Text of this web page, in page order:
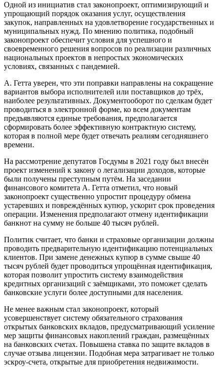
Одной из инициатив стал законопроект, оптимизирующий и
упрощающий порядок оказания услуг, осуществления
закупок, направленных на удовлетворение государственных и
муниципальных нужд. По мнению политика, подобный
законопроект обеспечит условия для успешного и
своевременного решения вопросов по реализации различных
национальных проектов в непростых экономических
условиях, связанных с пандемией.
А. Гетта уверен, что эти поправки направлены на сокращение
вариантов выбора исполнителей или поставщиков до трёх,
наиболее результативных. Документооборот по сделкам будет
проводиться в электронной форме, ко всем документам
предъявляются единые требования, предполагается
сформировать более эффективную контрактную систему,
которая в полной мере будет отвечать реалиям сегодняшнего
времени.
На рассмотрение депутатов Госдумы в 2021 году был внесён
проект изменений к закону о легализации доходов, которые
были получены преступным путём. На заседании
финансового комитета А. Гетта отметил, что новый
законопроект существенно упростит процедуру обмена
устаревших и повреждённых купюр, ускорит срок проведения
операции. Изменения предполагают отмену идентификации
банкнот на сумму не больше 40 тысяч рублей.
Политик считает, что банки и страховые организации должны
проводить предварительную идентификацию потенциальных
клиентов. При замене денежных купюр в сумме свыше 40
тысяч рублей будет проводиться упрощённая идентификация,
которая позволит упростить систему взаимодействия
кредитных организаций с заёмщиками, это поможет сделать
банковские услуги более доступными для населения.
Не менее важным стал законопроект, который
усовершенствует систему обязательного страхования
открытых банковских вкладов, предусматривающий усиление
мер защиты финансовых накоплений граждан, размещённых
на банковских счетах. Повышена ставка по защите вкладов в
случае отзыва лицензии. Подобная мера затрагивает не только
эскроу-счета, открытые для приобретения недвижимости.